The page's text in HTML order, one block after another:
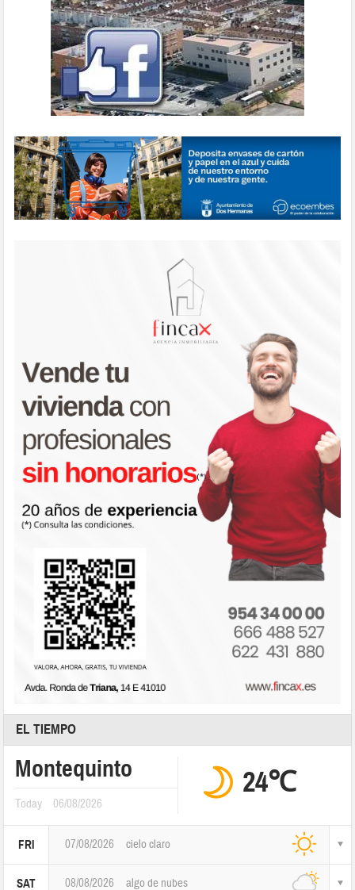
EL TIEMPO
Montequinto
Today 06/08/2026
24℃
FRI 07/08/2026 cielo claro
SAT 08/08/2026 algo de nubes